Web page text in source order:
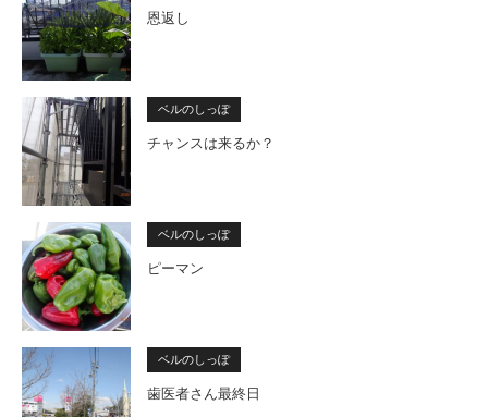
恩返し
ベルのしっぽ
チャンスは来るか？
ベルのしっぽ
ピーマン
ベルのしっぽ
歯医者さん最終日